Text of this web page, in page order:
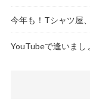
今年も！Tシャツ屋
YouTubeで逢いまし